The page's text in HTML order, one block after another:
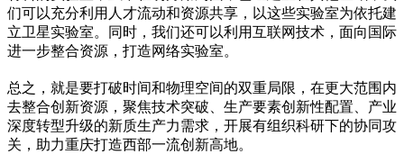
们可以充分利用人才流动和资源共享，以这些实验室为依托建
立卫星实验室。同时，我们还可以利用互联网技术，面向国际
进一步整合资源，打造网络实验室。
总之，就是要打破时间和物理空间的双重局限，在更大范围内
去整合创新资源，聚焦技术突破、生产要素创新性配置、产业
深度转型升级的新质生产力需求，开展有组织科研下的协同攻
关，助力重庆打造西部一流创新高地。